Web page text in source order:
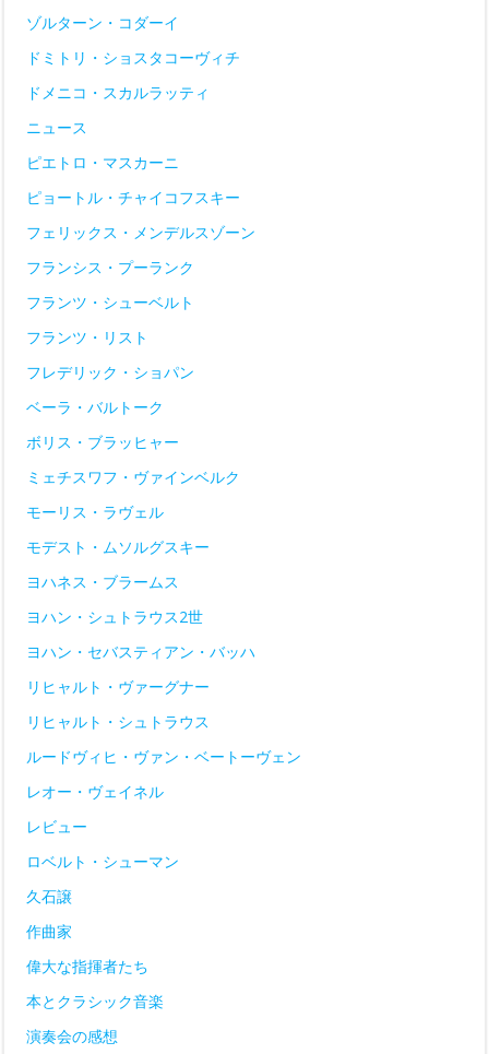
ゾルターン・コダーイ
ドミトリ・ショスタコーヴィチ
ドメニコ・スカルラッティ
ニュース
ピエトロ・マスカーニ
ピョートル・チャイコフスキー
フェリックス・メンデルスゾーン
フランシス・プーランク
フランツ・シューベルト
フランツ・リスト
フレデリック・ショパン
ベーラ・バルトーク
ボリス・ブラッヒャー
ミェチスワフ・ヴァインベルク
モーリス・ラヴェル
モデスト・ムソルグスキー
ヨハネス・ブラームス
ヨハン・シュトラウス2世
ヨハン・セバスティアン・バッハ
リヒャルト・ヴァーグナー
リヒャルト・シュトラウス
ルードヴィヒ・ヴァン・ベートーヴェン
レオー・ヴェイネル
レビュー
ロベルト・シューマン
久石譲
作曲家
偉大な指揮者たち
本とクラシック音楽
演奏会の感想